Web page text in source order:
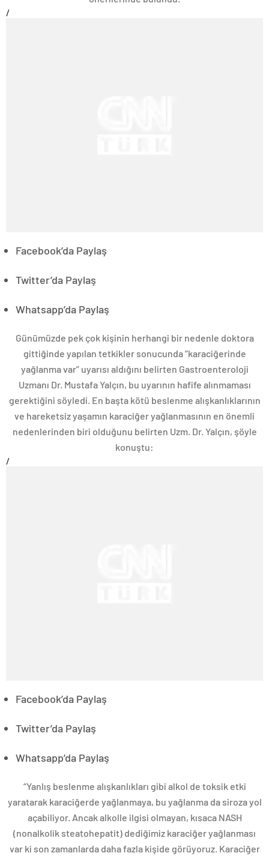
/
Facebook’da Paylaş
Twitter’da Paylaş
Whatsapp’da Paylaş
Günümüzde pek çok kişinin herhangi bir nedenle doktora
gittiğinde yapılan tetkikler sonucunda “karaciğerinde
yağlanma var” uyarısı aldığını belirten Gastroenteroloji
Uzmanı Dr. Mustafa Yalçın, bu uyarının hafife alınmaması
gerektiğini söyledi. En başta kötü beslenme alışkanlıklarının
ve hareketsiz yaşamın karaciğer yağlanmasının en önemli
nedenlerinden biri olduğunu belirten Uzm. Dr. Yalçın, şöyle
konuştu:
/
Facebook’da Paylaş
Twitter’da Paylaş
Whatsapp’da Paylaş
“Yanlış beslenme alışkanlıkları gibi alkol de toksik etki
yaratarak karaciğerde yağlanmaya, bu yağlanma da siroza yol
açabiliyor. Ancak alkolle ilgisi olmayan, kısaca NASH
(nonalkolik steatohepatit) dediğimiz karaciğer yağlanması
var ki son zamanlarda daha fazla kişide görüyoruz. Karaciğer